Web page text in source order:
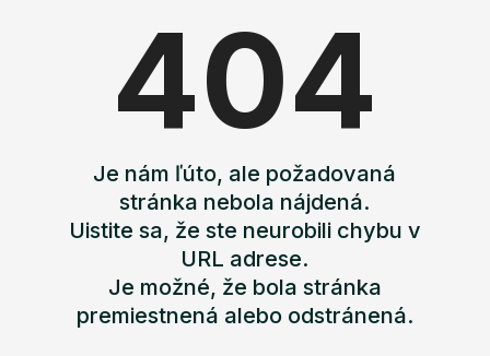
404
Je nám ľúto, ale požadovaná
stránka nebola nájdená.
Uistite sa, že ste neurobili chybu v
URL adrese.
Je možné, že bola stránka
premiestnená alebo odstránená.